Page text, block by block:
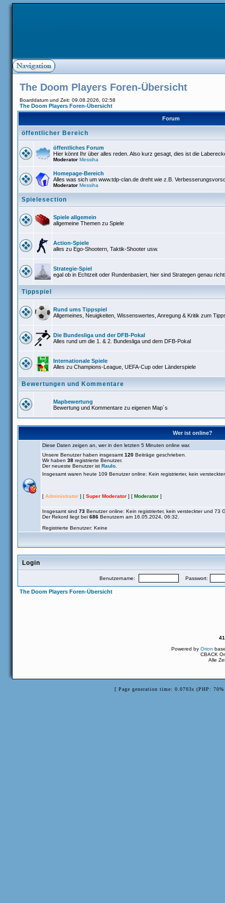
The Doom Players Foren-Übersicht
Boarddatum und Zeit: 09.08.2026, 02:58
The Doom Players Foren-Übersicht
Forum
öffentlicher Bereich
öffentliches Forum
Hier könnt Ihr über alles reden. Also kurz gesagt, dies ist die
Moderator Messiha
Homepage-Bereich
Alles was sich um www.tdp-clan.de dreht wie z.B.
Moderator Messiha
Spielesection
Spiele allgemein
allgemeine Themen zu Spiele
Action-Spiele
alles zu Ego-Shootern, Taktik-Shooter usw.
Strategie-Spiel
egal ob in Echtzeit oder Rundenbasiert, hier sind Strategen genau
Tippspiel
Rund ums Tippspiel
Allgemeines, Neuigkeiten, Wissenswertes, Anregung & Kritik zum
Die Bundesliga und der DFB-Pokal
Alles rund um die 1. & 2. Bundesliga und dem DFB-Pokal
Internationale Spiele
Alles zu Champions-League, UEFA-Cup oder Länderspiele
Bewertungen und Kommentare
Mapbewertung
Bewertung und Kommentare zu eigenen Map´s
Wer ist online?
Diese Daten zeigen an, wer in den letzten 5 Minuten online war.
Unsere Benutzer haben insgesamt 120 Beiträge geschrieben.
Wir haben 38 registrierte Benutzer.
Der neueste Benutzer ist Raulo
Insgesamt waren heute 109 Benutzer online: Kein registrierter, kein
[ Administrator ] [ Super Moderator ] [ Moderator ]
Insgesamt sind 73 Benutzer online: Kein registrierter, kein versteckter und 73
Der Rekord liegt bei 686 Benutzern am 16.05.2024, 06:32.
Registrierte Benutzer: Keine
Login
Benutzername: Passwort:
The Doom Players Foren-Übersicht
Powered by Orion
CBACK
Alle
[ Page generation time: 0.0703s (PHP: